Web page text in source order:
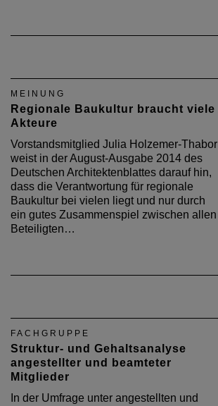
MEINUNG
Regionale Baukultur braucht viele
Akteure
Vorstandsmitglied Julia Holzemer-Thabor
weist in der August-Ausgabe 2014 des
Deutschen Architektenblattes darauf hin,
dass die Verantwortung für regionale
Baukultur bei vielen liegt und nur durch
ein gutes Zusammenspiel zwischen allen
Beteiligten…
FACHGRUPPE
Struktur- und Gehaltsanalyse
angestellter und beamteter
Mitglieder
In der Umfrage unter angestellten und